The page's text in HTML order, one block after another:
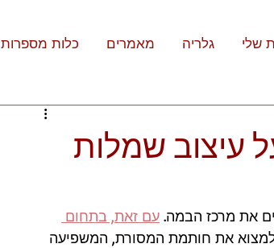
שלי גלריה מאמרים כלות מספרות
עיצוב שמלות
את מרכז הבמה. עם זאת, בתחום
למצוא את חותמת המסורת, המשפיעה